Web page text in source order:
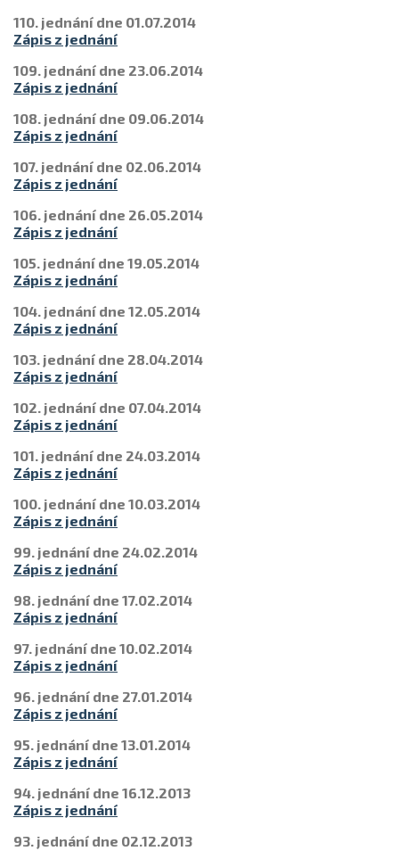
110. jednání dne 01.07.2014
Zápis z jednání
109. jednání dne 23.06.2014
Zápis z jednání
108. jednání dne 09.06.2014
Zápis z jednání
107. jednání dne 02.06.2014
Zápis z jednání
106. jednání dne 26.05.2014
Zápis z jednání
105. jednání dne 19.05.2014
Zápis z jednání
104. jednání dne 12.05.2014
Zápis z jednání
103. jednání dne 28.04.2014
Zápis z jednání
102. jednání dne 07.04.2014
Zápis z jednání
101. jednání dne 24.03.2014
Zápis z jednání
100. jednání dne 10.03.2014
Zápis z jednání
99. jednání dne 24.02.2014
Zápis z jednání
98. jednání dne 17.02.2014
Zápis z jednání
97. jednání dne 10.02.2014
Zápis z jednání
96. jednání dne 27.01.2014
Zápis z jednání
95. jednání dne 13.01.2014
Zápis z jednání
94. jednání dne 16.12.2013
Zápis z jednání
93. jednání dne 02.12.2013